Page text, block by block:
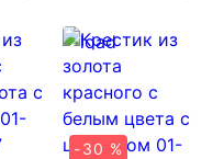
-30 %